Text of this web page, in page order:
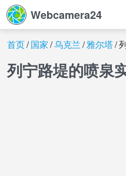
Webcamera24
首页 国家 乌克兰 雅尔塔
列宁路堤的喷泉